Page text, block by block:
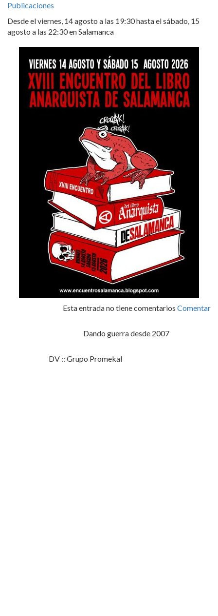
Publicaciones
Desde el viernes, 14 agosto a las 19:30 hasta el sábado, 15
agosto a las 22:30 en Salamanca
Esta entrada no tiene comentarios Comentar
Dando guerra desde 2007
DV :: Grupo Promekal